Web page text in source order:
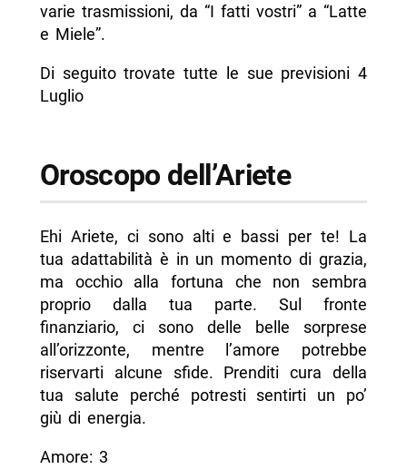
- Oroscopo del Capricorno
- Oroscopo dei Pesci
varie trasmissioni, da “I fatti vostri” a “Latte
e Miele”.
Di seguito trovate tutte le sue previsioni 4
Luglio
Oroscopo dell’Ariete
Ehi Ariete, ci sono alti e bassi per te! La
tua adattabilità è in un momento di grazia,
ma occhio alla fortuna che non sembra
proprio dalla tua parte. Sul fronte
finanziario, ci sono delle belle sorprese
all’orizzonte, mentre l’amore potrebbe
riservarti alcune sfide. Prenditi cura della
tua salute perché potresti sentirti un po’
giù di energia.
Amore: 3